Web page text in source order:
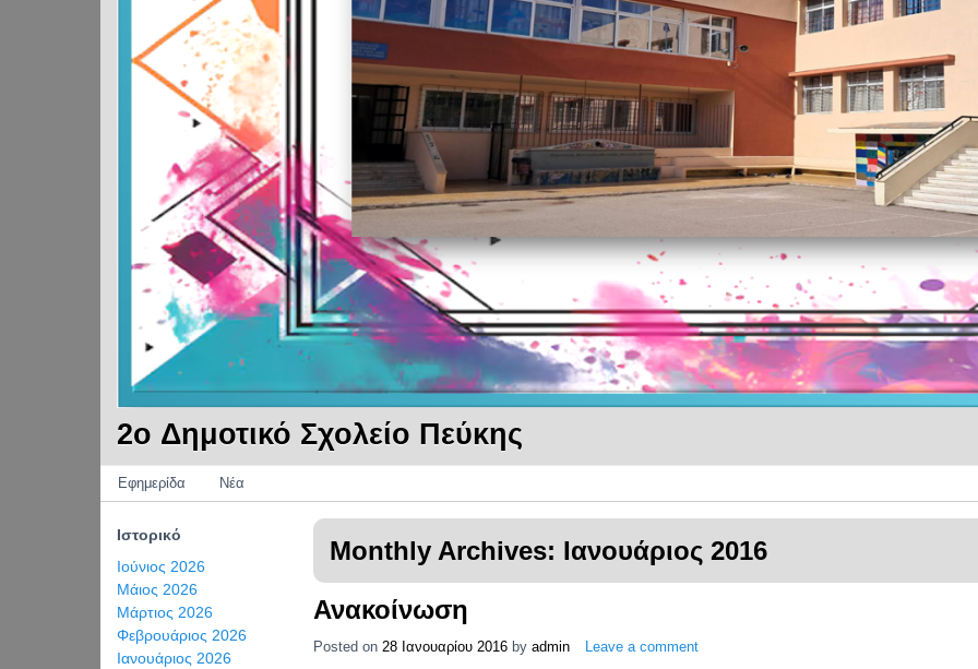
2o Δημοτικό Σχολείο Πεύκης
Categories
Εφημερίδα Νέα
Monthly Archives: Ιανουάριος 2016
Ανακοίνωση
Posted on 28 Ιανουαρίου 2016 by admin Leave a comment
Ιστορικό
Ιούνιος 2026
Μάιος 2026
Μάρτιος 2026
Φεβρουάριος 2026
Ιανουάριος 2026